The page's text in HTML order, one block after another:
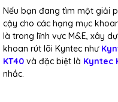
Nếu bạn đang tìm một giải
cậy cho các hạng mục
là trong lĩnh vực M&E, xây
khoan rút lõi Kyntec như
KT40 và đặc biệt là Kyntec
nhắc.